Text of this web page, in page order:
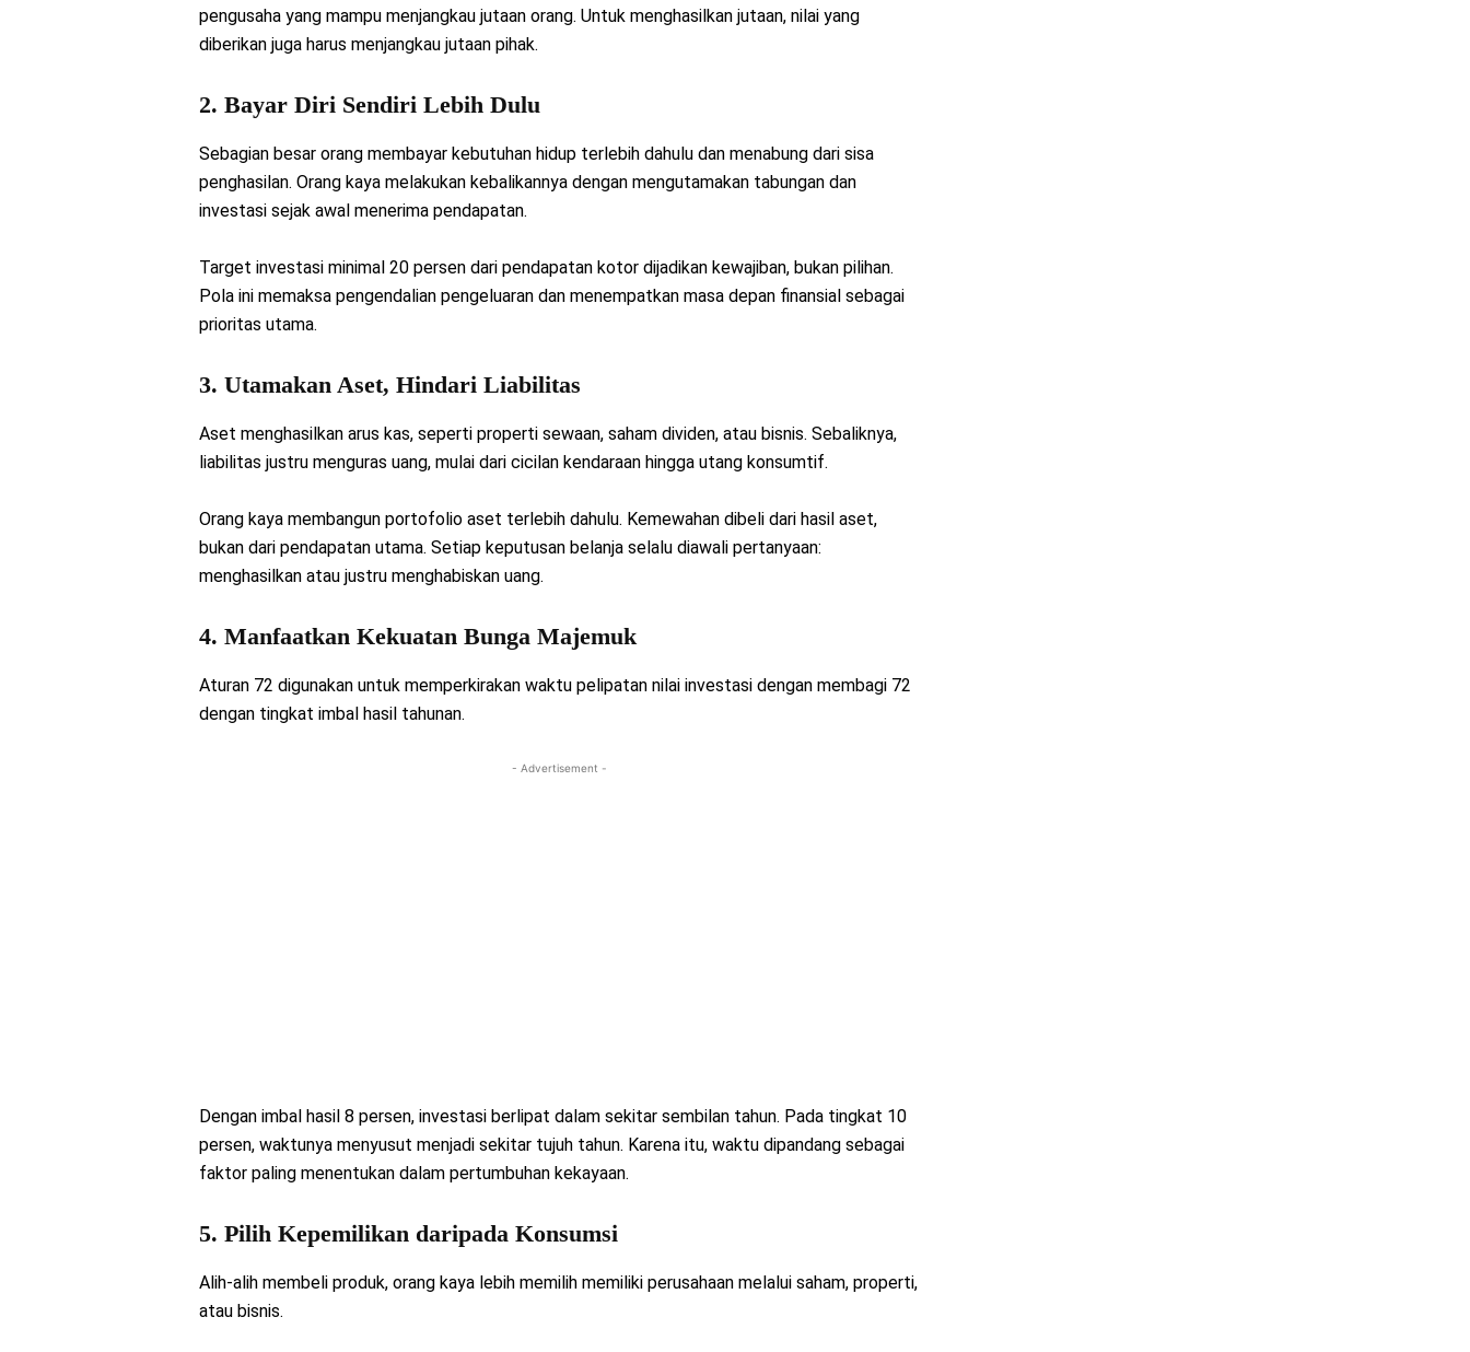
pengusaha yang mampu menjangkau jutaan orang. Untuk menghasilkan jutaan, nilai yang
diberikan juga harus menjangkau jutaan pihak.
2. Bayar Diri Sendiri Lebih Dulu
Sebagian besar orang membayar kebutuhan hidup terlebih dahulu dan menabung dari sisa
penghasilan. Orang kaya melakukan kebalikannya dengan mengutamakan tabungan dan
investasi sejak awal menerima pendapatan.
Target investasi minimal 20 persen dari pendapatan kotor dijadikan kewajiban, bukan pilihan.
Pola ini memaksa pengendalian pengeluaran dan menempatkan masa depan finansial sebagai
prioritas utama.
3. Utamakan Aset, Hindari Liabilitas
Aset menghasilkan arus kas, seperti properti sewaan, saham dividen, atau bisnis. Sebaliknya,
liabilitas justru menguras uang, mulai dari cicilan kendaraan hingga utang konsumtif.
Orang kaya membangun portofolio aset terlebih dahulu. Kemewahan dibeli dari hasil aset,
bukan dari pendapatan utama. Setiap keputusan belanja selalu diawali pertanyaan:
menghasilkan atau justru menghabiskan uang.
4. Manfaatkan Kekuatan Bunga Majemuk
Aturan 72 digunakan untuk memperkirakan waktu pelipatan nilai investasi dengan membagi 72
dengan tingkat imbal hasil tahunan.
- Advertisement -
Dengan imbal hasil 8 persen, investasi berlipat dalam sekitar sembilan tahun. Pada tingkat 10
persen, waktunya menyusut menjadi sekitar tujuh tahun. Karena itu, waktu dipandang sebagai
faktor paling menentukan dalam pertumbuhan kekayaan.
5. Pilih Kepemilikan daripada Konsumsi
Alih-alih membeli produk, orang kaya lebih memilih memiliki perusahaan melalui saham, properti,
atau bisnis.